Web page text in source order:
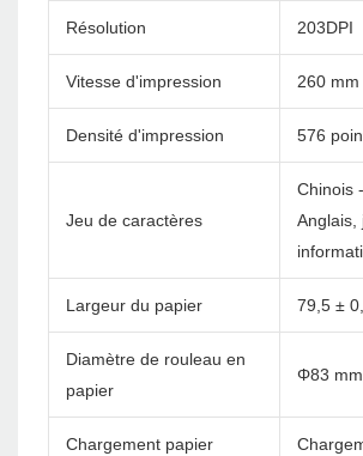
Résolution 203DPI
Vitesse d'impression 260
Densité d'impression 576
Jeu de caractères
Chinois
Anglais,
Largeur du papier 79,5 ±
Diamètre de rouleau en
papier
Φ83 mm
Chargement papier